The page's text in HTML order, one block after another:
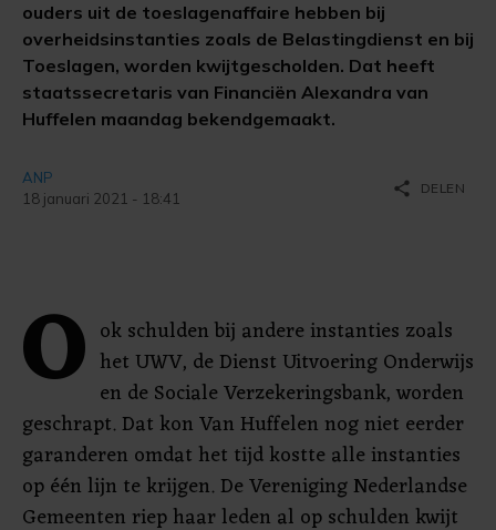
ouders uit de toeslagenaffaire hebben bij
overheidsinstanties zoals de Belastingdienst en bij
Toeslagen, worden kwijtgescholden. Dat heeft
staatssecretaris van Financiën Alexandra van
Huffelen maandag bekendgemaakt.
ANP
18 januari 2021 - 18:41
share DELEN
O ok schulden bij andere instanties zoals
het UWV, de Dienst Uitvoering Onderwijs
en de Sociale Verzekeringsbank, worden
geschrapt. Dat kon Van Huffelen nog niet eerder
garanderen omdat het tijd kostte alle instanties
op één lijn te krijgen. De Vereniging Nederlandse
Gemeenten riep haar leden al op schulden kwijt